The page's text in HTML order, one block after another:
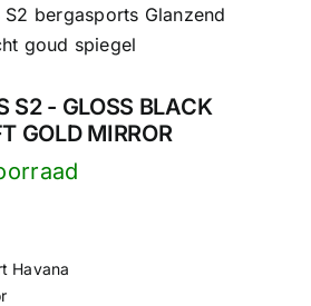
S2 - GLOSS BLACK
GOLD MIRROR
Havana